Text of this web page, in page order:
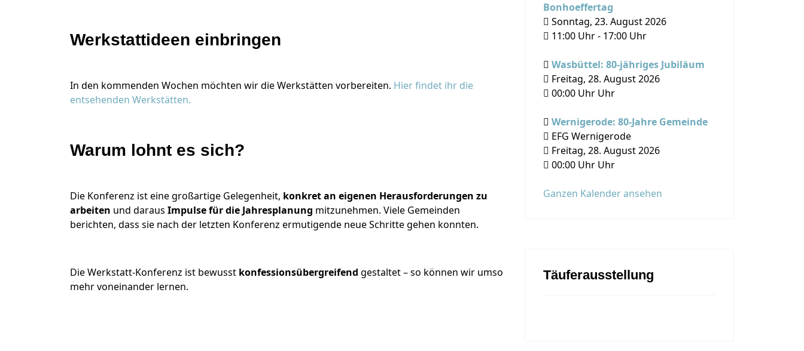
Werkstattideen einbringen
In den kommenden Wochen möchten wir die Werkstätten vorbereiten. Hier findet ihr die
entsehenden Werkstätten.
Warum lohnt es sich?
Die Konferenz ist eine großartige Gelegenheit, konkret an eigenen Herausforderungen zu
arbeiten und daraus Impulse für die Jahresplanung mitzunehmen. Viele Gemeinden
berichten, dass sie nach der letzten Konferenz ermutigende neue Schritte gehen konnten.
Die Werkstatt-Konferenz ist bewusst konfessionsübergreifend gestaltet – so können wir umso
mehr voneinander lernen.
Bonhoeffertag
Sonntag, 23. August 2026
11:00 Uhr - 17:00 Uhr
Wasbüttel: 80-jähriges Jubiläum
Freitag, 28. August 2026
00:00 Uhr Uhr
Wernigerode: 80-Jahre Gemeinde
EFG Wernigerode
Freitag, 28. August 2026
00:00 Uhr Uhr
Ganzen Kalender ansehen
Täuferausstellung